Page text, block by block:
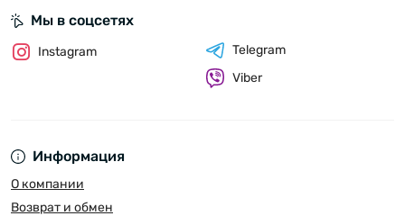
Информация
О компании
Возврат и обмен
Мы в соцсетях
Instagram
Telegram
Viber